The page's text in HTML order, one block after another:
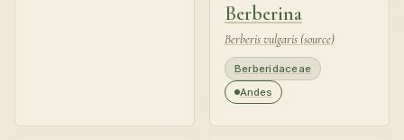
Berberina
Berberis vulgaris (source)
Berberidaceae
Andes